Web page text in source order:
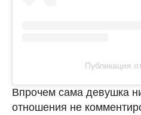
Публикация
Впрочем сама девушка
отношения не